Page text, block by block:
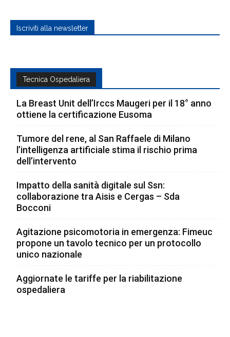
Iscriviti alla newsletter
Tecnica Ospedaliera
La Breast Unit dell’Irccs Maugeri per il 18° anno
ottiene la certificazione Eusoma
Tumore del rene, al San Raffaele di Milano
l’intelligenza artificiale stima il rischio prima
dell’intervento
Impatto della sanità digitale sul Ssn:
collaborazione tra Aisis e Cergas – Sda
Bocconi
Agitazione psicomotoria in emergenza: Fimeuc
propone un tavolo tecnico per un protocollo
unico nazionale
Aggiornate le tariffe per la riabilitazione
ospedaliera